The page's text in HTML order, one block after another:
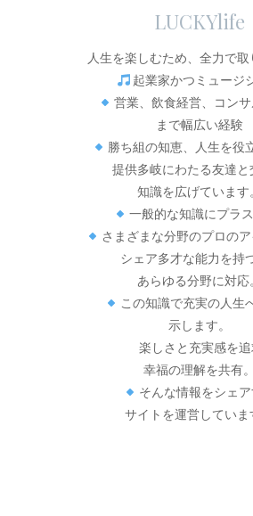
LUCKYlife
人生を楽しむため、全力で取
起業家かつミュージ
営業、飲食経営、コンサ
まで幅広い経験
勝ち組の知恵、人生を役
提供多岐にわたる友達と
知識を広げています。
一般的な知識にプラス
さまざまな分野のプロの
シェア多才な能力を持
あらゆる分野に対応。
この知識で充実の人生
示します。
楽しさと充実感を追
幸福の理解を共有。
そんな情報をシェア
サイトを運営していま